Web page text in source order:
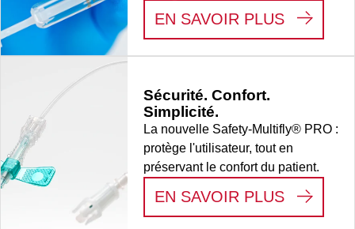
EN SAVOIR PLUS: LE
Sécurité. Confort.
Simplicité.
La nouvelle Safety-Multifly® PRO :
protège l'utilisateur, tout en
préservant le confort du patient.
EN SAVOIR PLUS: